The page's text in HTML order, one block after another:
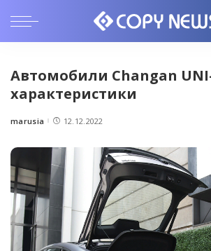
Автомобили Changan
характеристики
Posted
marusia 12.12.2022